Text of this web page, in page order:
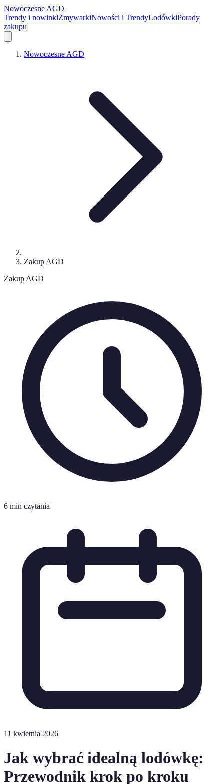
Nowoczesne AGD
Trendy i nowinkiZmywarkiNowości i TrendyLodówkiPorady
zakupu
Nowoczesne AGD
Zakup AGD
Zakup AGD
6 min czytania
11 kwietnia 2026
Jak wybrać idealną lodówkę:
Przewodnik krok po kroku